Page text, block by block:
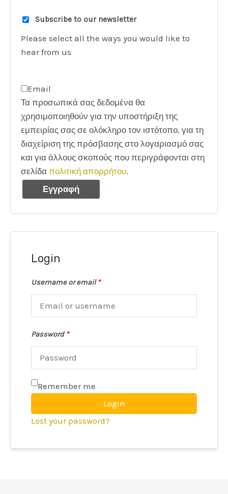
Subscribe to our newsletter
Please select all the ways you would like to
hear from us
Email
Τα προσωπικά σας δεδομένα θα
χρησιμοποιηθούν για την υποστήριξη της
εμπειρίας σας σε ολόκληρο τον ιστότοπο, για τη
διαχείριση της πρόσβασης στο λογαριασμό σας
και για άλλους σκοπούς που περιγράφονται στη
σελίδα πολιτική απορρήτου.
Εγγραφή
Login
Username or email*
Password*
Remember me
Login
Lost your password?